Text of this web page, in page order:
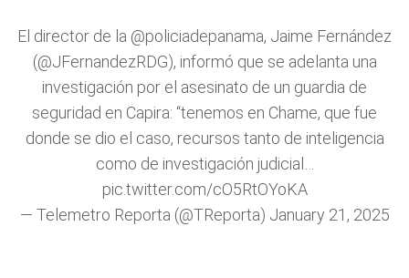
El director de la @policiadepanama, Jaime Fernández
(@JFernandezRDG), informó que se adelanta una
investigación por el asesinato de un guardia de
seguridad en Capira: “tenemos en Chame, que fue
donde se dio el caso, recursos tanto de inteligencia
como de investigación judicial…
pic.twitter.com/cO5RtOYoKA
— Telemetro Reporta (@TReporta) January 21, 2025